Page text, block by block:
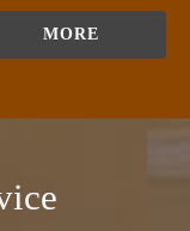
MORE